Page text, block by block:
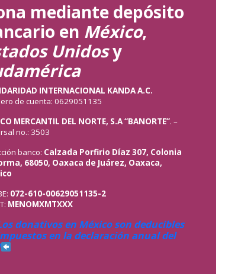
mediante depósito
en México,
Unidosy
INTERNACIONAL KANDA A.C.
de cuenta: 0629051135
MERCANTIL DEL NORTE, S.A “BANORTE”. –
no.: 3503
banco: Calzada Porfirio Díaz 307, Colonia
68050, Oaxaca de Juárez, Oaxaca,
072-610-00629051135-2
MENOMXMTXXX
donativos en México son deducibles
en la declaración anual del